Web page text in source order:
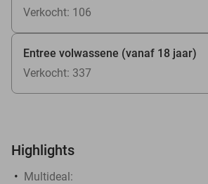
Verkocht: 106
Entree volwassene (vanaf 18 jaar)
Verkocht: 337
Highlights
Multideal: